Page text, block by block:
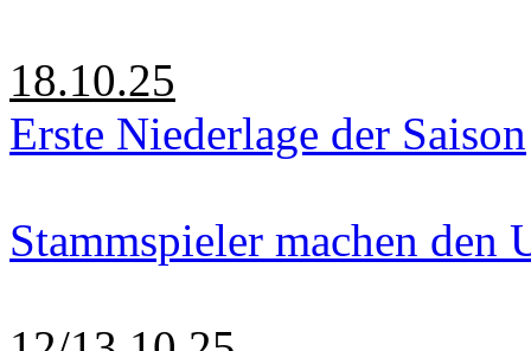
18.10.25
Erste Niederlage der Saison
Stammspieler machen den